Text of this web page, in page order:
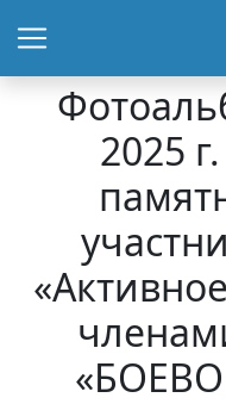
2025